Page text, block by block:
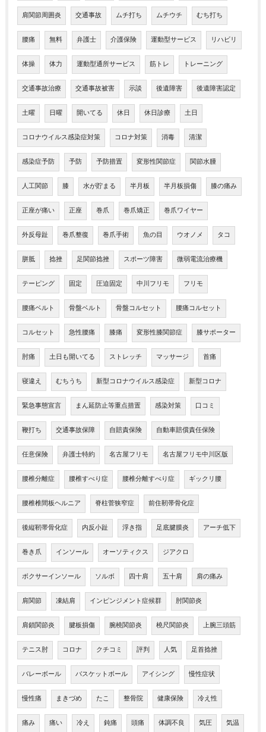
肩関節周囲炎 交通事故 ムチ打ち ムチウチ むち打ち
腰痛 無料 弁護士 介護保険 運動型サービス リハビリ
体操 体力 運動型通所サービス 筋トレ トレーニング
交通事故治療 交通事故被害 示談 後遺障害 後遺障害認定
土曜 日曜 開いてる 休日 休日診療 土日
コロナウイルス感染症対策 コロナ対策 消毒 清潔
感染症予防 予防 予防措置 変形性関節症 関節水腫
人工関節 膝 水が貯まる 半月板 半月板損傷 膝の痛み
正座が痛い 正座 巻爪 巻爪矯正 巻爪ワイヤー
外反母趾 巻爪整復 巻爪手術 魚の目 ウオノメ タコ
胼胝 捻挫 足関節捻挫 スポーツ障害 微弱電流治療機
テーピング 固定 圧迫固定 中川フリモ フリモ
腰痛ベルト 骨盤ベルト 骨盤コルセット 腰痛コルセット
コルセット 急性腰痛 膝痛 変形性膝関節症 膝サポーター
肘痛 土日も開いてる ストレッチ マッサージ 首痛
寝違え むちうち 新型コロナウイルス感染症 新型コロナ
緊急事態宣言 まん延防止等重点措置 感染対策 口コミ
鞭打ち 交通事故保障 自賠責保険 自動車賠償責任保険
任意保険 弁護士特約 名古屋フリモ 名古屋フリモ中川区版
腰椎分離症 腰椎すべり症 腰椎分離すべり症 ギックリ腰
腰椎椎間板ヘルニア 脊柱菅狭窄症 前住靭帯骨化症
後縦靭帯骨化症 内反小趾 浮き指 足底腱膜炎 アーチ低下
巻き爪 インソール オーソティクス ジアクロ
ボクサーインソール ソルボ 四十肩 五十肩 肩の痛み
肩関節 凍結肩 インピンジメント症候群 肘関節炎
肩鎖関節炎 腱板損傷 腕橈関節炎 橈尺関節炎 上腕三頭筋
テニス肘 コロナ クチコミ 評判 人気 足首捻挫
バレーボール バスケットボール アイシング 慢性症状
慢性痛 まきづめ たこ 整骨院 健康保険 冷え性
痛み 痛い 冷え 鈍痛 頭痛 体調不良 気圧 気温